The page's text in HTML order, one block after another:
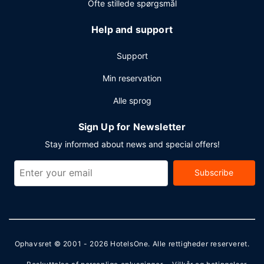
mod et tillægsgebyr (efter anmodning), og gratis
selvstændig parkering findes desuden på stedet.
Ofte stillede spørgsmål
Help and support
Support
Min reservation
Alle sprog
Sign Up for Newsletter
Stay informed about news and special offers!
Subscribe
Ophavsret © 2001 - 2026 HotelsOne. Alle rettigheder reserveret.